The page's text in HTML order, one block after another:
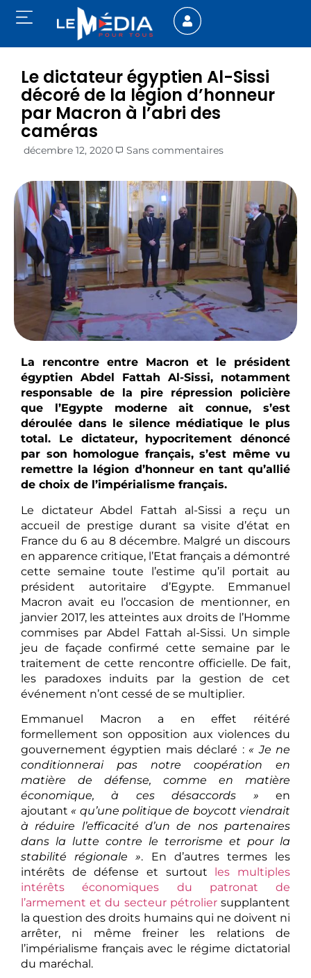
Le dictateur égyptien Al-Sissi
décoré de la légion d’honneur
par Macron à l’abri des
caméras
décembre 12, 2020 Sans commentaires
La rencontre entre Macron et le président
égyptien Abdel Fattah Al-Sissi, notamment
responsable de la pire répression policière
que l’Egypte moderne ait connue, s’est
déroulée dans le silence médiatique le plus
total. Le dictateur, hypocritement dénoncé
par son homologue français, s’est même vu
remettre la légion d’honneur en tant qu’allié
de choix de l’impérialisme français.
Le dictateur Abdel Fattah al-Sissi a reçu un
accueil de prestige durant sa visite d’état en
France du 6 au 8 décembre. Malgré un discours
en apparence critique, l’Etat français a démontré
cette semaine toute l’estime qu’il portait au
président autoritaire d’Egypte. Emmanuel
Macron avait eu l’occasion de mentionner, en
janvier 2017, les atteintes aux droits de l’Homme
commises par Abdel Fattah al-Sissi. Un simple
jeu de façade confirmé cette semaine par le
traitement de cette rencontre officielle. De fait,
les paradoxes induits par la gestion de cet
événement n’ont cessé de se multiplier.
Emmanuel Macron a en effet réitéré
formellement son opposition aux violences du
gouvernement égyptien mais déclaré : « Je ne
conditionnerai pas notre coopération en
matière de défense, comme en matière
économique, à ces désaccords » en
ajoutant « qu’une politique de boycott viendrait
à réduire l’efficacité d’un de nos partenaires
dans la lutte contre le terrorisme et pour la
stabilité régionale ». En d’autres termes les
intérêts de défense et surtout les multiples
intérêts économiques du patronat de
l’armement et du secteur pétroliersupplantent
la question des droits humains qui ne doivent ni
arrêter, ni même freiner les relations de
l’impérialisme français avec le régime dictatorial
du maréchal.